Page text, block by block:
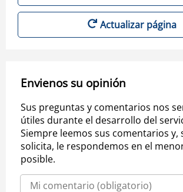
Actualizar página
Envienos su opinión
Sus preguntas y comentarios nos
útiles durante el desarrollo del
Siempre leemos sus comentarios y,
solicita, le respondemos en el
posible.